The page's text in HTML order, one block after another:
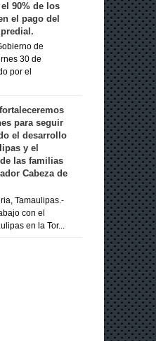
90% de los
el pago del
de
30 de
por el
para seguir
el desarrollo
y el
las familias
Cabeza de
Tamaulipas.-
con el
en la Tor...